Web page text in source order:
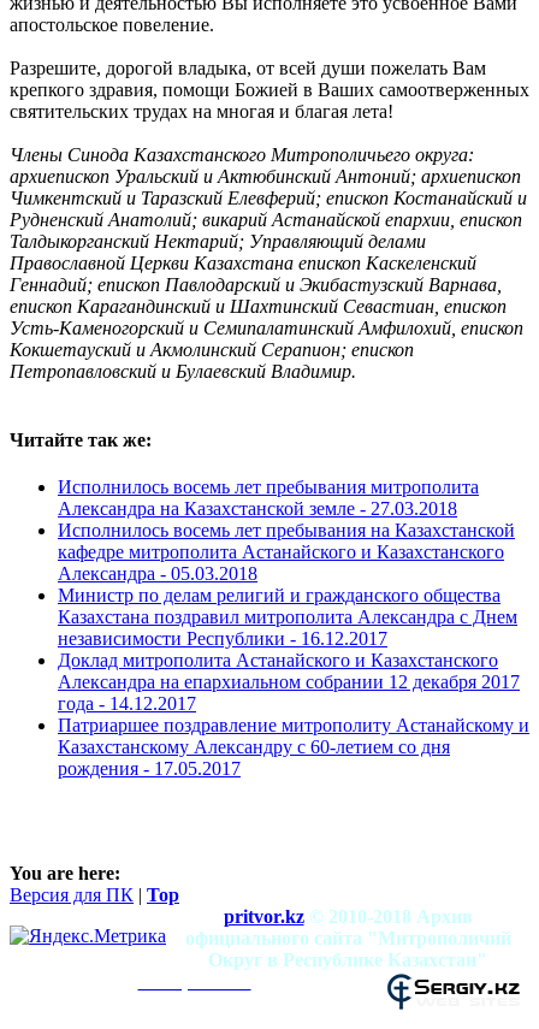
апостольское повеление.
Разрешите, дорогой владыка, от всей души пожелать Вам
крепкого здравия, помощи Божией в Ваших самоотверженных
святительских трудах на многая и благая лета!
Члены Синода Казахстанского Митрополичьего округа:
архиепископ Уральский и Актюбинский Антоний; архиепископ
Чимкентский и Таразский Елевферий; епископ Костанайский и
Рудненский Анатолий; викарий Астанайской епархии, епископ
Талдыкорганский Нектарий; Управляющий делами
Православной Церкви Казахстана епископ Каскеленский
Геннадий; епископ Павлодарский и Экибастузский Варнава,
епископ Карагандинский и Шахтинский Севастиан, епископ
Усть-Каменогорский и Семипалатинский Амфилохий, епископ
Кокшетауский и Акмолинский Серапион; епископ
Петропавловский и Булаевский Владимир.
Читайте так же:
Исполнилось восемь лет пребывания митрополита
Александра на Казахстанской земле - 27.03.2018
Исполнилось восемь лет пребывания на Казахстанской
кафедре митрополита Астанайского и Казахстанского
Александра - 05.03.2018
Министр по делам религий и гражданского общества
Казахстана поздравил митрополита Александра с Днем
независимости Республики - 16.12.2017
Доклад митрополита Астанайского и Казахстанского
Александра на епархиальном собрании 12 декабря 2017
года - 14.12.2017
Патриаршее поздравление митрополиту Астанайскому и
Казахстанскому Александру с 60-летием со дня
рождения - 17.05.2017
You are here:
Версия для ПК | Top
pritvor.kz © 2010-2018 Архив
официального сайта "Митрополичий
Округ в Республике Казахстан"